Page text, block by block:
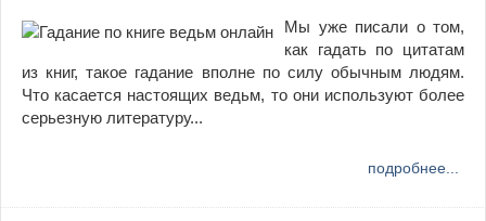
Мы уже писали о том,
как гадать по цитатам
из книг, такое гадание вполне по силу обычным людям.
Что касается настоящих ведьм, то они используют более
серьезную литературу...
подробнее...